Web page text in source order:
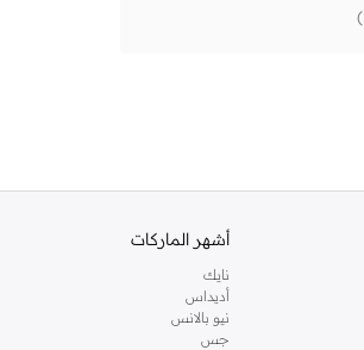
)
أشهر الماركات
نايك
أديداس
نيو بالانس
جس